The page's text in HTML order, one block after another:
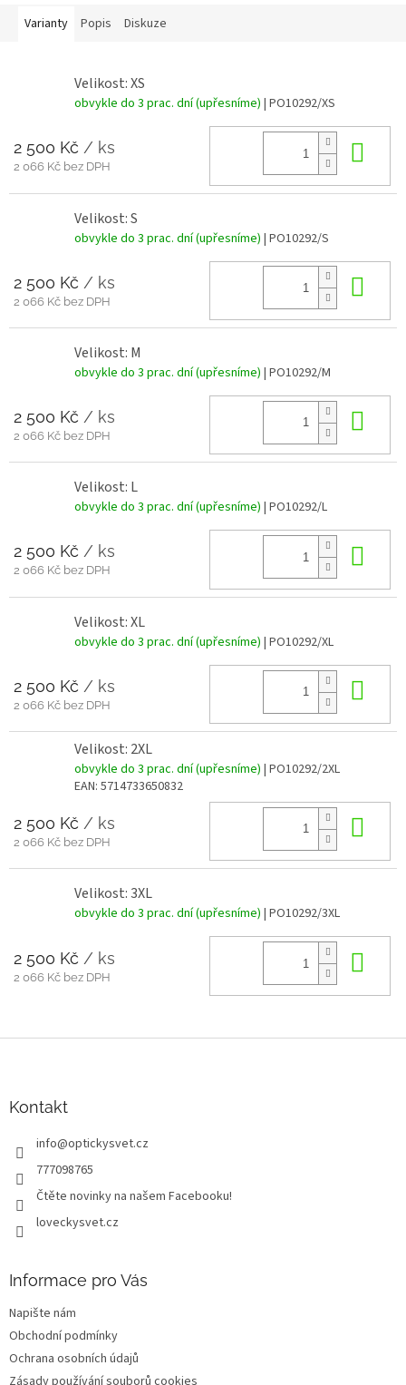
Varianty Popis Diskuze
Velikost: XS
obvykle do 3 prac. dní (upřesníme) | PO10292/XS
2 500 Kč / ks
2 066 Kč bez DPH
Velikost: S
obvykle do 3 prac. dní (upřesníme) | PO10292/S
2 500 Kč / ks
2 066 Kč bez DPH
Velikost: M
obvykle do 3 prac. dní (upřesníme) | PO10292/M
2 500 Kč / ks
2 066 Kč bez DPH
Velikost: L
obvykle do 3 prac. dní (upřesníme) | PO10292/L
2 500 Kč / ks
2 066 Kč bez DPH
Velikost: XL
obvykle do 3 prac. dní (upřesníme) | PO10292/XL
2 500 Kč / ks
2 066 Kč bez DPH
Velikost: 2XL
obvykle do 3 prac. dní (upřesníme) | PO10292/2XL
EAN: 5714733650832
2 500 Kč / ks
2 066 Kč bez DPH
Velikost: 3XL
obvykle do 3 prac. dní (upřesníme) | PO10292/3XL
2 500 Kč / ks
2 066 Kč bez DPH
Kontakt
info@optickysvet.cz
777098765
Čtěte novinky na našem Facebooku!
loveckysvet.cz
Informace pro Vás
Napište nám
Obchodní podmínky
Ochrana osobních údajů
Zásady používání souborů cookies